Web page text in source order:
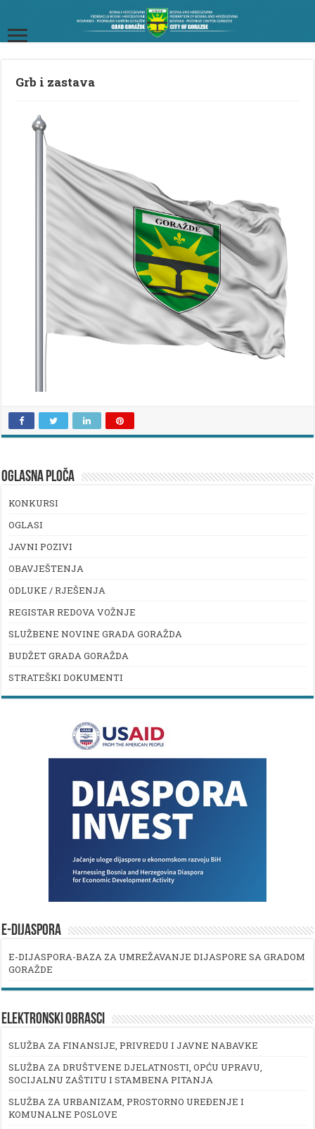
Grb i zastava
OGLASNA PLOČA
KONKURSI
OGLASI
JAVNI POZIVI
OBAVJEŠTENJA
ODLUKE / RJEŠENJA
REGISTAR REDOVA VOŽNJE
SLUŽBENE NOVINE GRADA GORAŽDA
BUDŽET GRADA GORAŽDA
STRATEŠKI DOKUMENTI
E-DIJASPORA
E-DIJASPORA-BAZA ZA UMREŽAVANJE DIJASPORE SA GRADOM
GORAŽDE
ELEKTRONSKI OBRASCI
SLUŽBA ZA FINANSIJE, PRIVREDU I JAVNE NABAVKE
SLUŽBA ZA DRUŠTVENE DJELATNOSTI, OPĆU UPRAVU,
SOCIJALNU ZAŠTITU I STAMBENA PITANJA
SLUŽBA ZA URBANIZAM, PROSTORNO UREĐENJE I
KOMUNALNE POSLOVE